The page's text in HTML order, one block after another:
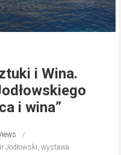
i Wina.
i wina”
Jodłowski, wystawa